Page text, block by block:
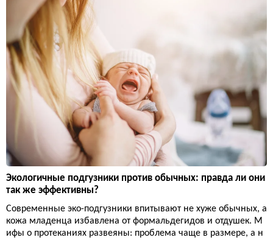
Экологичные подгузники против обычных: правда ли они
так же эффективны?
Современные эко-подгузники впитывают не хуже обычных, а
кожа младенца избавлена от формальдегидов и отдушек. М
ифы о протеканиях развеяны: проблема чаще в размере, а н